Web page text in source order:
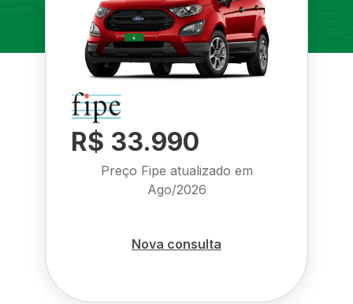
R$ 33.990
Preço Fipe atualizado em
Ago/2026
Nova consulta